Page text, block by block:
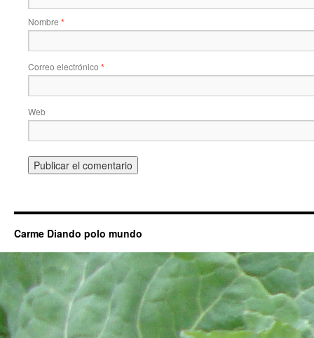
Nombre *
Correo electrónico *
Web
Carme Diando polo mundo